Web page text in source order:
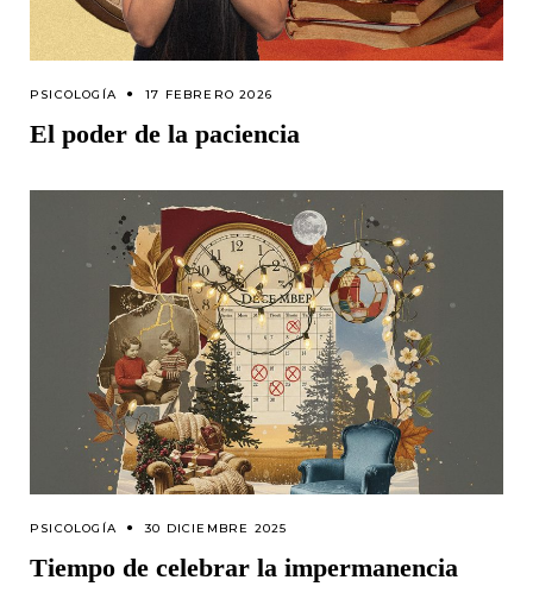
PSICOLOGÍA 17 FEBRERO 2026
El poder de la paciencia
PSICOLOGÍA 30 DICIEMBRE 2025
Tiempo de celebrar la impermanencia